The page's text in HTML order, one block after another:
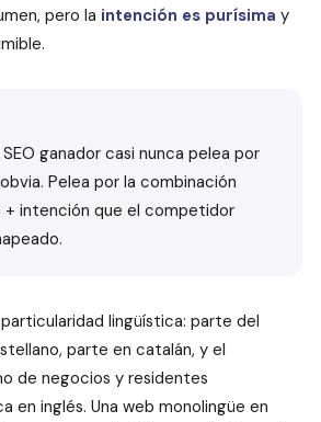
pero la intención es purísima y
ganador casi nunca pelea por
Pelea por la combinación
+ intención que el competidor
lingüística: parte del
parte en catalán, y el
de negocios y residentes
en inglés. Una web monolingüe en